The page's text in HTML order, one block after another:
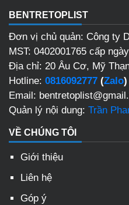
BENTRETOPLIST
Đơn vị chủ quản: Công ty
MST: 0402001765 cấp
Địa chỉ: 20 Âu Cơ, Mỹ
Hotline: 0816092777 (Zalo)
Email:
Quản lý nội dung: Trần
VỀ CHÚNG TÔI
Giới thiệu
Liên hệ
Góp ý